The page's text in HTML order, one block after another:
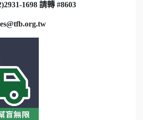
1698 請轉 #8603